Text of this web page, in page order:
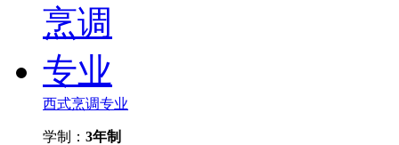
西式烹调专业
学制： 3年制